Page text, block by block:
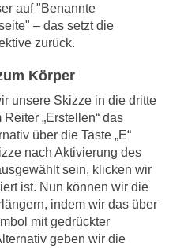
auf "Benannte
– das setzt die
zurück.
Körper
unsere Skizze in die dritte
„Erstellen“ das
über die Taste „E“
nach Aktivierung des
sein, klicken wir
ist. Nun können wir die
indem wir das über
mit gedrückter
geben wir die